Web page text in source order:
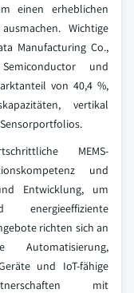
einen erheblichen
Wichtige
Manufacturing Co.,
und
von 40,4 %,
vertikal
MEMS-
und
Entwicklung, um
energieeffiziente
richten sich an
Automatisierung,
und IoT-fähige
mit